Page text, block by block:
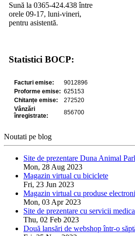
Sună la 0365-424.438 între
orele 09-17, luni-vineri,
pentru asistentă.
Statistici BOCP:
Noutati pe blog
Site de prezentare Duna Animal
Mon, 28 Aug 2023
Magazin virtual cu biciclete
Fri, 23 Jun 2023
Magazin virtual cu produse
Mon, 03 Apr 2023
Site de prezentare cu servicii
Thu, 02 Feb 2023
Două lansări de webshop într-o